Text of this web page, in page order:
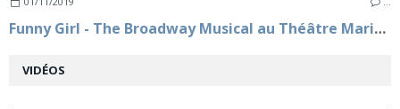
Funny Girl - The Broadway Musical au Théâtre Marigny à partir du 7 novembre 2019
VIDÉOS